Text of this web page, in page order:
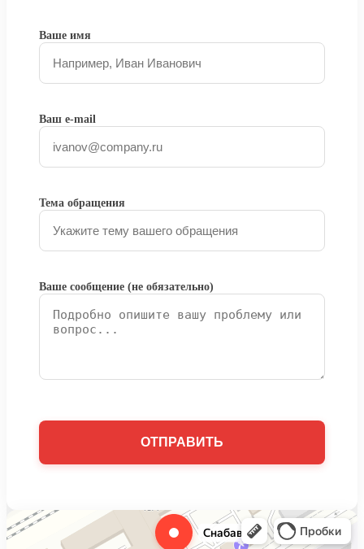
Ваше имя
Ваш e-mail
Тема обращения
Ваше сообщение (не обязательно)